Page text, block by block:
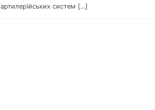
артилерійських систем […]